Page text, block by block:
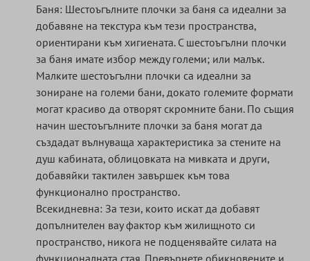
Баня: Шестоъгълните плочки за баня са идеални за
добавяне на текстура към тези пространства,
ориентирани към хигиената. С шестоъгълни плочки
за баня имате избор между големи; или малък.
Малките шестоъгълни плочки са идеални за
зониране на големи бани, докато големите формати
могат красиво да отворят скромните бани. По същия
начин шестоъгълните плочки за баня могат да
създадат вълнуваща характеристика за стените на
душ кабината, облицовката на мивката и други,
добавяйки тактилен завършек към това
функционално пространство.
Всекидневна: За тези, които искат да добавят
допълнителен вау фактор към жилищното си
пространство, никога не подценявайте силата на
функционалната стая. Превърнете обикновените и